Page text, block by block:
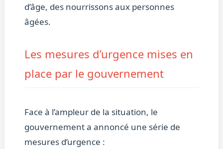
d’âge, des nourrissons aux personnes
âgées.
Les mesures d’urgence mises en
place par le gouvernement
Face à l’ampleur de la situation, le
gouvernement a annoncé une série de
mesures d’urgence :